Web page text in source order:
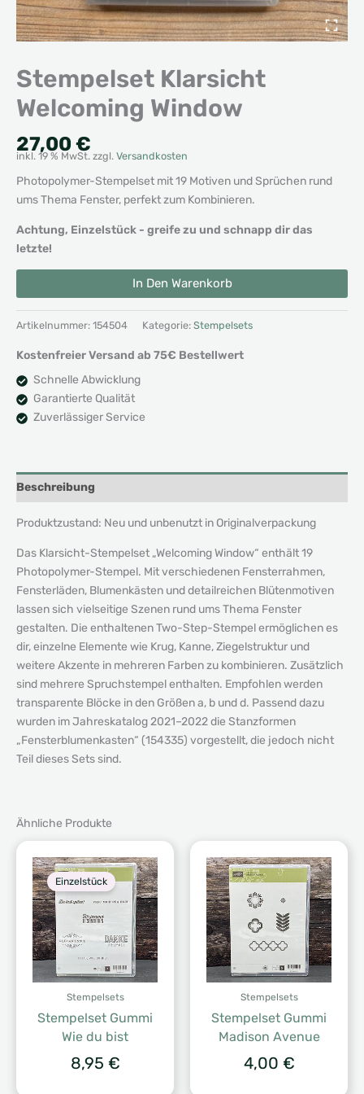
Stempelset Klarsicht
Welcoming Window
27,00 €
inkl. 19 % MwSt. zzgl. Versandkosten
Photopolymer-Stempelset mit 19 Motiven und Sprüchen rund
ums Thema Fenster, perfekt zum Kombinieren.
Achtung, Einzelstück - greife zu und schnapp dir das
letzte!
Stempelset
Window
In Den Warenkorb
Alternative:
Artikelnummer: 154504 Kategorie: Stempelsets
Kostenfreier Versand ab 75€ Bestellwert
Schnelle Abwicklung
Garantierte Qualität
Zuverlässiger Service
Beschreibung
Produktzustand: Neu und unbenutzt in Originalverpackung
Das Klarsicht-Stempelset „Welcoming Window“ enthält 19
Photopolymer-Stempel. Mit verschiedenen Fensterrahmen,
Fensterläden, Blumenkästen und detailreichen Blütenmotiven
lassen sich vielseitige Szenen rund ums Thema Fenster
gestalten. Die enthaltenen Two-Step-Stempel ermöglichen es
dir, einzelne Elemente wie Krug, Kanne, Ziegelstruktur und
weitere Akzente in mehreren Farben zu kombinieren. Zusätzlich
sind mehrere Spruchstempel enthalten. Empfohlen werden
transparente Blöcke in den Größen a, b und d. Passend dazu
wurden im Jahreskatalog 2021–2022 die Stanzformen
„Fensterblumenkasten“ (154335) vorgestellt, die jedoch nicht
Teil dieses Sets sind.
Ähnliche Produkte
Einzelstück
Stempelsets
Stempelset Gummi
Wie du bist
8,95 €
Stempelsets
Stempelset Gummi
Madison Avenue
4,00 €